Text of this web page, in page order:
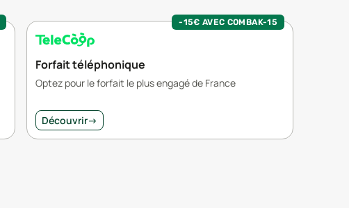
-15€ AVEC COMBAK-15
Forfait téléphonique
Optez pour le forfait le plus engagé de France
Découvrir→